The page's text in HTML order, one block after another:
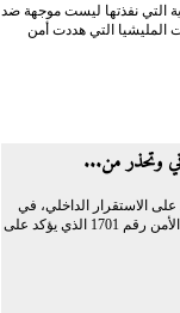
التي نفذتها ليست موجهة ضد
المليشيا التي هددت أمن
وتحذر من...
على الاستقرار الداخلي، في
إطار التزام لبنان بالقرارات الدولية ذات الصلة، وخاصة قرار مجلس الأمن رقم 1701 الذي يؤكد على